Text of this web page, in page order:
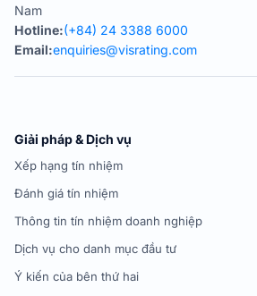
Nam
Hotline:(+84) 24 3388 6000
Email:enquiries@visrating.com
Giải pháp & Dịch vụ
Xếp hạng tín nhiệm
Đánh giá tín nhiệm
Thông tin tín nhiệm doanh nghiệp
Dịch vụ cho danh mục đầu tư
Ý kiến của bên thứ hai